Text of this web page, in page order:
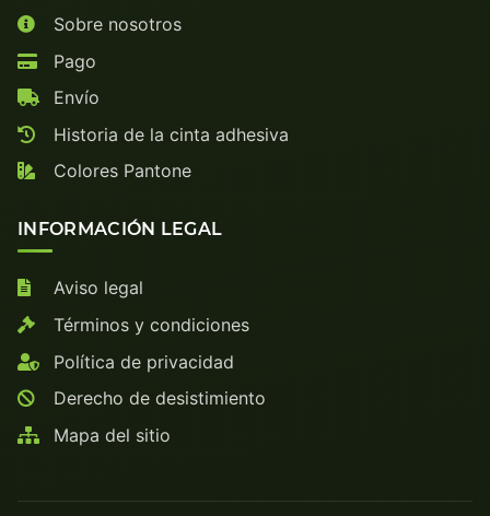
Sobre nosotros
Pago
Envío
Historia de la cinta adhesiva
Colores Pantone
INFORMACIÓN LEGAL
Aviso legal
Términos y condiciones
Política de privacidad
Derecho de desistimiento
Mapa del sitio